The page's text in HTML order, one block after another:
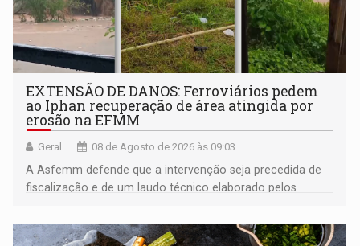
EXTENSÃO DE DANOS: Ferroviários pedem
ao Iphan recuperação de área atingida por
erosão na EFMM
Geral 08 de Agosto de 2026 às 09:03
A Asfemm defende que a intervenção seja precedida de
fiscalização e de um laudo técnico elaborado pelos